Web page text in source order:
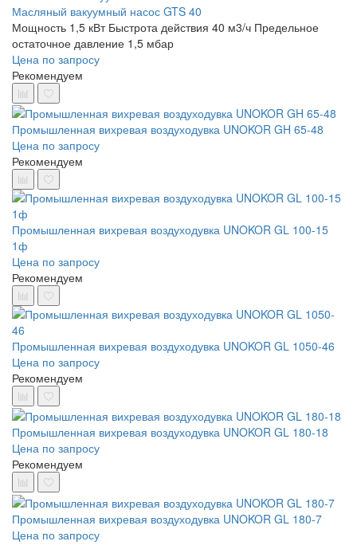
Масляный вакуумный насос GTS 40
Мощность 1,5 кВт Быстрота действия 40 м3/ч Предельное
остаточное давление 1,5 мбар
Цена по запросу
Рекомендуем
Промышленная вихревая воздуходувка UNOKOR GH 65-48
Цена по запросу
Рекомендуем
Промышленная вихревая воздуходувка UNOKOR GL 100-15
1ф
Цена по запросу
Рекомендуем
Промышленная вихревая воздуходувка UNOKOR GL 1050-46
Цена по запросу
Рекомендуем
Промышленная вихревая воздуходувка UNOKOR GL 180-18
Цена по запросу
Рекомендуем
Промышленная вихревая воздуходувка UNOKOR GL 180-7
Цена по запросу